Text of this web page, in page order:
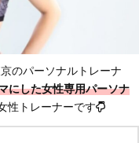
のパーソナルトレーナ
にした女性専用パーソナ
性トレーナーです